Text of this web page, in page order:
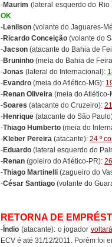
-Maurim (lateral esquerdo do Rio
OK
-Lenilson (volante do Jaguares-
-Ricardo Conceição (volante do
-Jacson (atacante do Bahia de
-Bruninho (meia do Bahia de
-Jonas (lateral do Internacional):
-Evandro (meia do Atlético-MG):
-Renan Oliveira (meia do Atlético-
-Soares (atacante do Cruzeiro):
-Henrique (atacante do São
-Thiago Humberto (meia do
-Kleber Pereira (atacante): 24 º
-Eduardo (lateral esquerdo do
-Renan (goleiro do Atlético-PR):
-Thiago Martinelli (zagueiro do
-César Santiago (volante do
RETORNA DE
- Índio (atacante): o jogador
ECV é até 31/12/2011. Porém foi